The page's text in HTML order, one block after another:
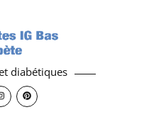
diabétiques